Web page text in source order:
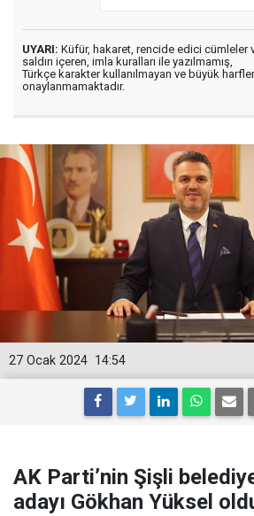
UYARI: Küfür, hakaret, rencide edici cümleler
saldırı içeren, imla kuralları ile yazılmamış,
Türkçe karakter kullanılmayan ve büyük
onaylanmamaktadır.
14:54
27 Ocak 2024
AK Parti’nin Şişli
adayı Gökhan Yüksel